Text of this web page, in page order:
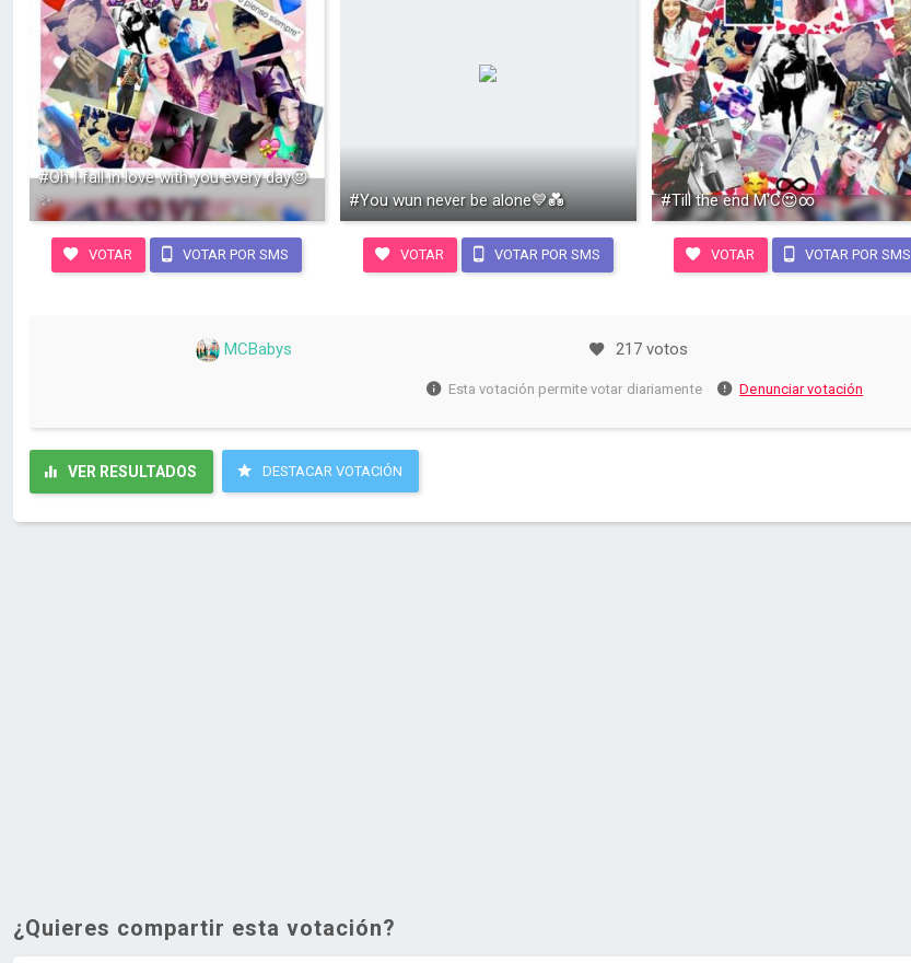
#Oh I fall in love with you every day😍
✨
VOTAR VOTAR POR SMS
#You wun never be alone💙💑
VOTAR VOTAR POR SMS
#Till the end M'C😍∞
VOTAR VOTAR POR SMS
MCBabys 217 votos
Esta votación permite votar diariamente Denunciar votación
VER RESULTADOS DESTACAR VOTACIÓN
¿Quieres compartir esta votación?